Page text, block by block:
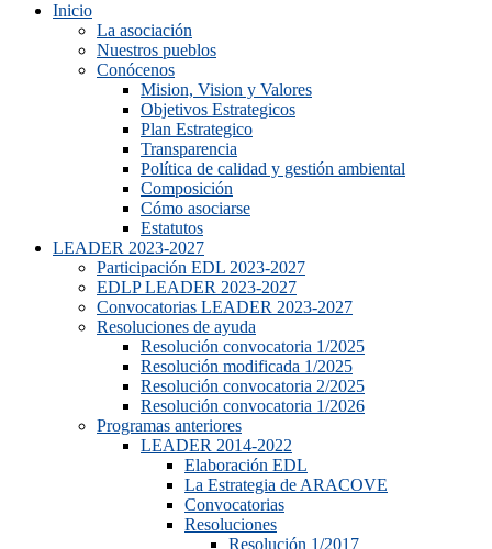
Inicio
La asociación
Nuestros pueblos
Conócenos
Mision, Vision y Valores
Objetivos Estrategicos
Plan Estrategico
Transparencia
Política de calidad y gestión ambiental
Composición
Cómo asociarse
Estatutos
LEADER 2023-2027
Participación EDL 2023-2027
EDLP LEADER 2023-2027
Convocatorias LEADER 2023-2027
Resoluciones de ayuda
Resolución convocatoria 1/2025
Resolución modificada 1/2025
Resolución convocatoria 2/2025
Resolución convocatoria 1/2026
Programas anteriores
LEADER 2014-2022
Elaboración EDL
La Estrategia de ARACOVE
Convocatorias
Resoluciones
Resolución 1/2017